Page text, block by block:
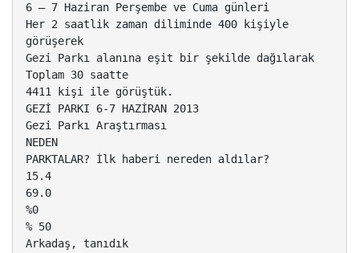
6 – 7 Haziran Perşembe ve Cuma günleri
Her 2 saatlik zaman diliminde 400 kişiyle
görüşerek
Gezi Parkı alanına eşit bir şekilde dağılarak
Toplam 30 saatte
4411 kişi ile görüştük.
GEZİ PARKI 6-7 HAZİRAN 2013
Gezi Parkı Araştırması
NEDEN
PARKTALAR? İlk haberi nereden aldılar?
15.4
69.0
%0
% 50
Arkadaş, tanıdık